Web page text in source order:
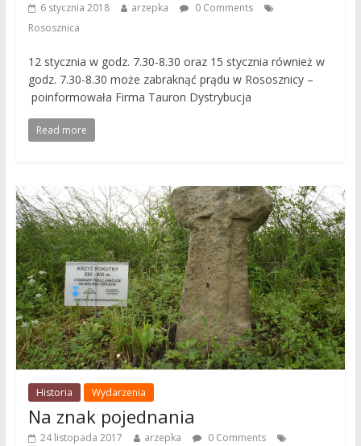
6 stycznia 2018 arzepka
0 Comments
Rososznica
12 stycznia w godz. 7.30-8.30 oraz 15 stycznia również w
godz. 7.30-8.30 może zabraknąć prądu w Rososznicy –
poinformowała Firma Tauron Dystrybucja
Read more
Historia Wydarzenia
Na znak pojednania
24 listopada 2017 arzepka
0 Comments